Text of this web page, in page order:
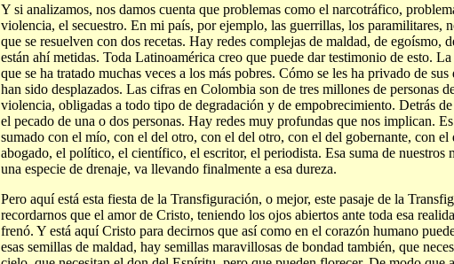
Y si analizamos, nos damos cuenta que problemas como el narcotráfico,
violencia, el secuestro. En mi país, por ejemplo, las guerrillas, los paramilitares,
que se resuelven con dos recetas. Hay redes complejas de maldad, de egoísmo,
están ahí metidas. Toda Latinoamérica creo que puede dar testimonio de esto.
que se ha tratado muchas veces a los más pobres. Cómo se les ha privado de sus
han sido desplazados. Las cifras en Colombia son de tres millones de personas
violencia, obligadas a todo tipo de degradación y de empobrecimiento. Detrás
el pecado de una o dos personas. Hay redes muy profundas que nos implican.
sumado con el mío, con el del otro, con el del otro, con el del gobernante, con el
abogado, el político, el científico, el escritor, el periodista. Esa suma de nuestros
una especie de drenaje, va llevando finalmente a esa dureza.
Pero aquí está esta fiesta de la Transfiguración, o mejor, este pasaje de la
recordarnos que el amor de Cristo, teniendo los ojos abiertos ante toda esa
frenó. Y está aquí Cristo para decirnos que así como en el corazón humano
esas semillas de maldad, hay semillas maravillosas de bondad también, que